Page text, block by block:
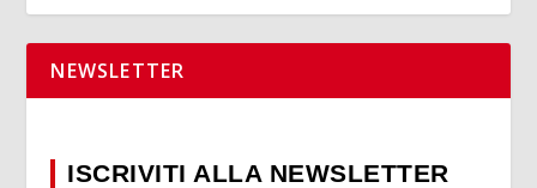
NEWSLETTER
ISCRIVITI ALLA NEWSLETTER